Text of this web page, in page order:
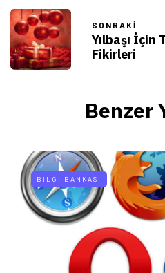
SONRAKI
Yılbaşı İçin
Fikirleri
Benzer
BILGI BANKASI